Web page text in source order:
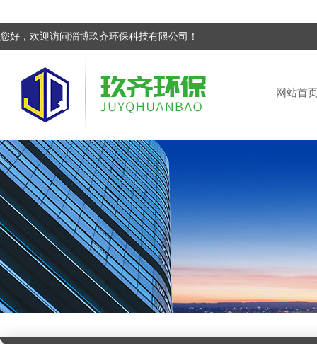
您好，欢迎访问淄博玖齐环保科技有限公司！
网站首